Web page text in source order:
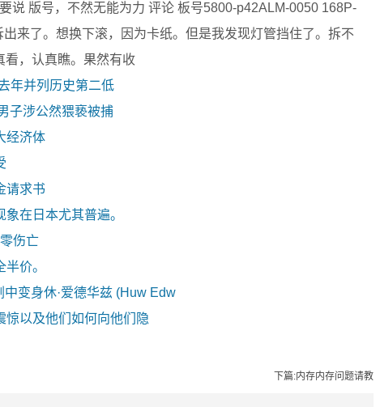
说 版号，不然无能为力 评论 板号5800-p42ALM-0050 168P-
来了。想换下滚，因为卡纸。但是我发现灯管挡住了。拆不
看，认真瞧。果然有收
年并列历史第二低
子涉公然猥亵被捕
经济体
请求书
在日本尤其普遍。
伤亡
价。
变身休·爱德华兹 (Huw Edw
惊以及他们如何向他们隐
下篇:内存内存问题请教